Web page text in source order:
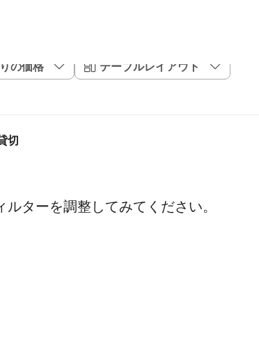
の価格
テーブルレイアウト
切
ターを調整してみてください。